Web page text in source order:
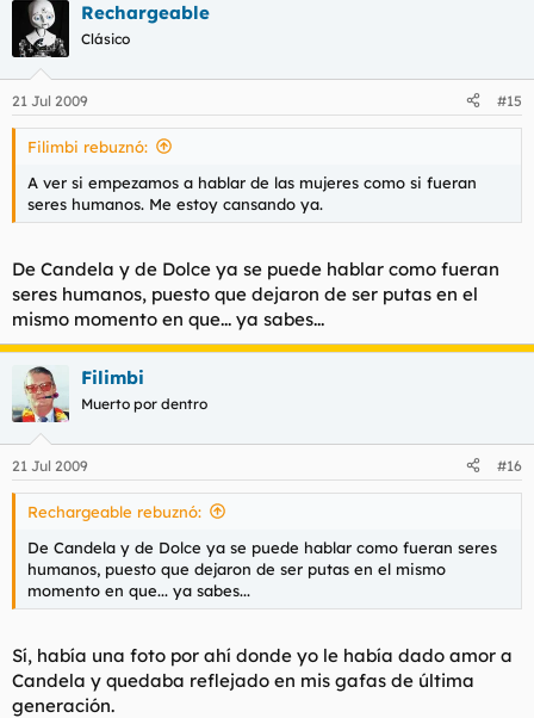
Rechargeable
Clásico
21 Jul 2009 #15
Filimbi rebuznó:
A ver si empezamos a hablar de las mujeres como si fueran
seres humanos. Me estoy cansando ya.
De Candela y de Dolce ya se puede hablar como fueran
seres humanos, puesto que dejaron de ser putas en el
mismo momento en que... ya sabes...
Filimbi
Muerto por dentro
21 Jul 2009 #16
Rechargeable rebuznó:
De Candela y de Dolce ya se puede hablar como fueran seres
humanos, puesto que dejaron de ser putas en el mismo
momento en que... ya sabes...
Sí, había una foto por ahí donde yo le había dado amor a
Candela y quedaba reflejado en mis gafas de última
generación.